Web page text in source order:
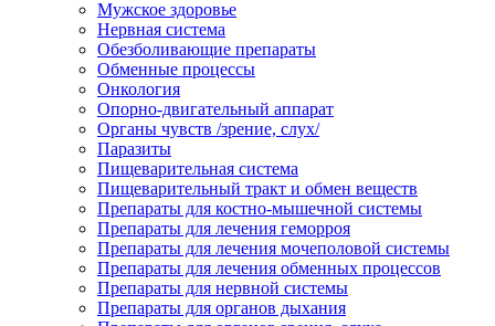
Мужское здоровье
Нервная система
Обезболивающие препараты
Обменные процессы
Онкология
Опорно-двигательный аппарат
Органы чувств /зрение, слух/
Паразиты
Пищеварительная система
Пищеварительный тракт и обмен веществ
Препараты для костно-мышечной системы
Препараты для лечения геморроя
Препараты для лечения мочеполовой системы
Препараты для лечения обменных процессов
Препараты для нервной системы
Препараты для органов дыхания